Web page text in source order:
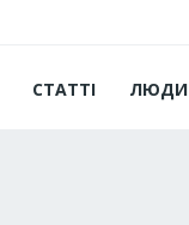
СТАТТІ ЛЮДИ